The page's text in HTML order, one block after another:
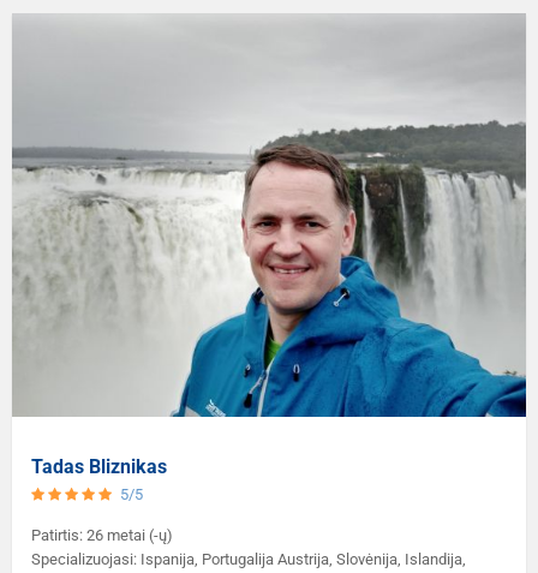
Tadas Bliznikas
5/5
Patirtis: 26 metai (-ų)
Specializuojasi: Ispanija, Portugalija Austrija, Slovėnija, Islandija,